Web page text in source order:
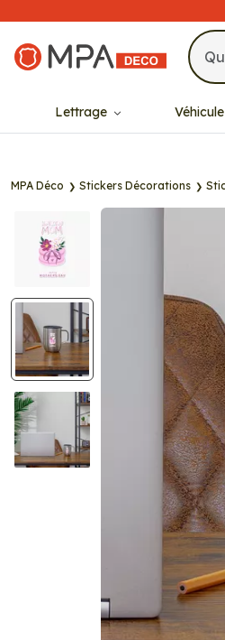
MPA
Lettrage Véhicule
MPA Déco Stickers Décorations